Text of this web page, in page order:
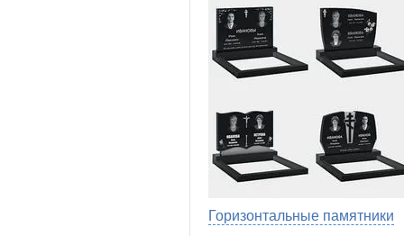
Горизонтальные памятники